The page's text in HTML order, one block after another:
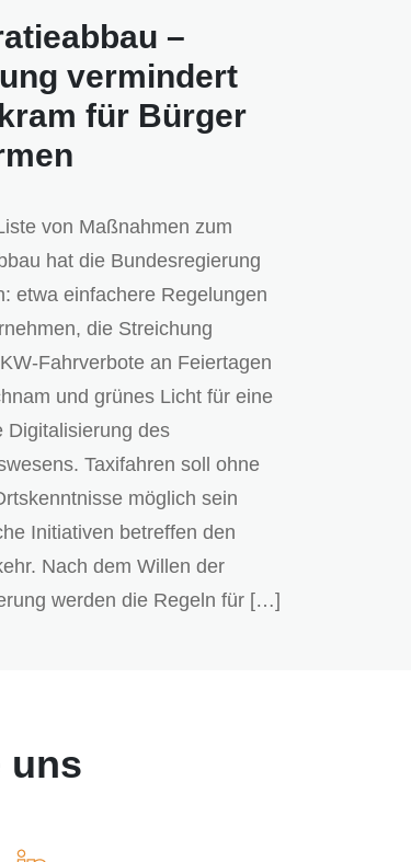
–
vermindert
für Bürger
von Maßnahmen zum
hat die Bundesregierung
etwa einfachere Regelungen
die Streichung
Fahrverbote an Feiertagen
und grünes Licht für eine
Digitalisierung des
Taxifahren soll ohne
möglich sein
Initiativen betreffen den
Nach dem Willen der
werden die Regeln für […]
uns